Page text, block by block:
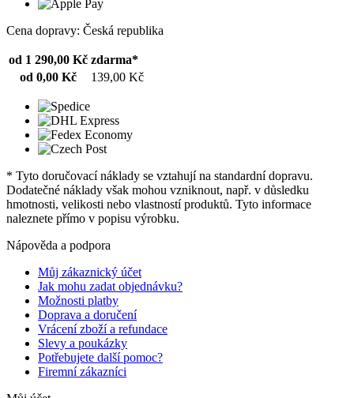
Cena dopravy: Česká republika
od 1 290,00 Kč zdarma*
od 0,00 Kč
139,00 Kč
* Tyto doručovací náklady se vztahují na standardní dopravu.
Dodatečné náklady však mohou vzniknout, např. v důsledku
hmotnosti, velikosti nebo vlastností produktů. Tyto informace
naleznete přímo v popisu výrobku.
Nápověda a podpora
Můj zákaznický účet
Jak mohu zadat objednávku?
Možnosti platby
Doprava a doručení
Vrácení zboží a refundace
Slevy a poukázky
Potřebujete další pomoc?
Firemní zákazníci